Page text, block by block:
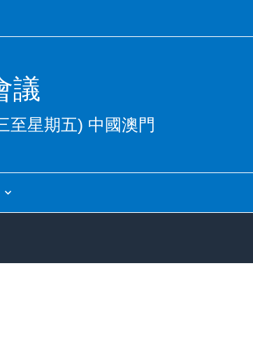
議
至星期五) 中國澳門